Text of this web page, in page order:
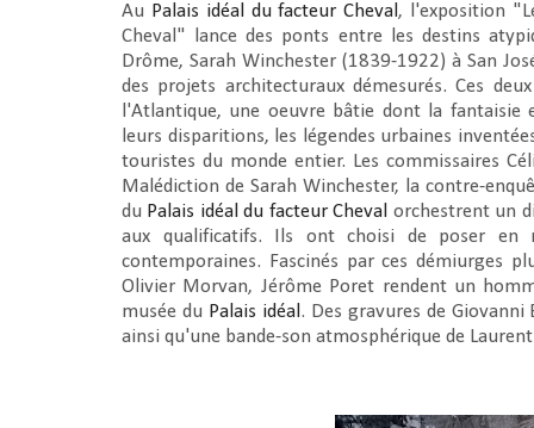
Au Palais idéal du facteur Cheval , l'exposition
Cheval" lance des ponts entre les destins
Drôme, Sarah Winchester (1839-1922) à San
des projets architecturaux démesurés. Ces
l'Atlantique, une oeuvre bâtie dont la
leurs disparitions, les légendes urbaines
touristes du monde entier. Les commissaires
Malédiction de Sarah Winchester, la contre-
du Palais idéal du facteur Cheval orchestrent un
aux qualificatifs. Ils ont choisi de poser en
contemporaines. Fascinés par ces démiurges
Olivier Morvan, Jérôme Poret rendent un
musée du Palais idéal . Des gravures de
ainsi qu'une bande-son atmosphérique de